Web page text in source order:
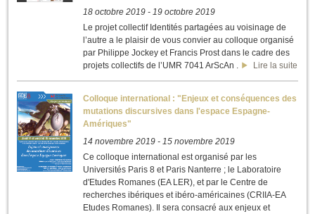
18 octobre 2019 - 19 octobre 2019
Le projet collectif Identités partagées au voisinage de
l’autre a le plaisir de vous convier au colloque organisé
par Philippe Jockey et Francis Prost dans le cadre des
projets collectifs de l’UMR 7041 ArScAn .
Lire la suite
Colloque international : "Enjeux et conséquences des
mutations discursives dans l'espace Espagne-
Amériques"
14 novembre 2019 - 15 novembre 2019
Ce colloque international est organisé par les
Universités Paris 8 et Paris Nanterre ; le Laboratoire
d'Etudes Romanes (EA LER), et par le Centre de
recherches ibériques et ibéro-américaines (CRIIA-EA
Etudes Romanes). Il sera consacré aux enjeux et